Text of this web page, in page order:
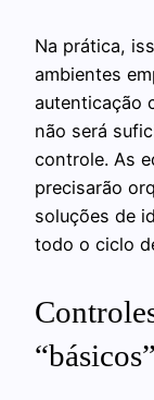
Na prática,
ambientes
autenticação
não será
controle. As
precisarão
soluções de
todo o ciclo